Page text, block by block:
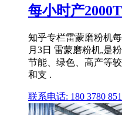
每小时产
知乎专栏雷蒙磨粉机
月3日 雷蒙磨粉机,是
节能、绿色、高产等
和支 .
联系电话: 180 3780